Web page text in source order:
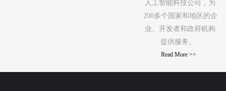
人工智能科技公司，为
200多个国家和地区的企
业、开发者和政府机构
提供服务。
Read More >>